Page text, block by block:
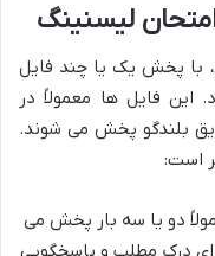
لیسنینگ
با پخش یک یا چند فایل
این فایل ها معمولاً در
بلندگو پخش می شوند.
است:
دو یا سه بار پخش می